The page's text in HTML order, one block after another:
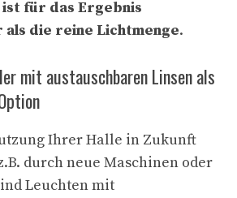
für das Ergebnis
die reine Lichtmenge.
mit austauschbaren Linsen als
Ihrer Halle in Zukunft
durch neue Maschinen oder
Leuchten mit